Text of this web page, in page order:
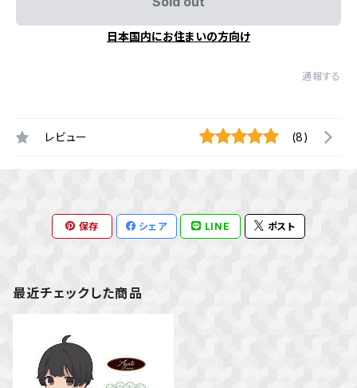
日本国内にお住まいの方向け
通報する
レビュー (8)
保存 シェア LINE ポスト
最近チェックした商品